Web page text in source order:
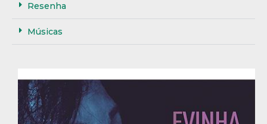
Resenha
Músicas